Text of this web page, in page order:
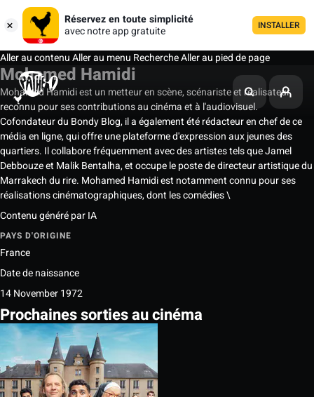
Réservez en toute simplicité
avec notre app gratuite
INSTALLER
Aller au contenuAller au menu RechercheAller au pied de page
Mohamed Hamidi
Mohamed Hamidi est un metteur en scène, scénariste et réalisateur
reconnu pour ses contributions au cinéma et à l'audiovisuel.
Cofondateur du Bondy Blog, il a également été rédacteur en chef de ce
média en ligne, qui offre une plateforme d'expression aux jeunes des
quartiers. Il collabore fréquemment avec des artistes tels que Jamel
Debbouze et Malik Bentalha, et occupe le poste de directeur artistique du
Marrakech du rire. Mohamed Hamidi est notamment connu pour ses
réalisations cinématographiques, dont les comédies \
Contenu généré par IA
PAYS D'ORIGINE
France
Date de naissance
14 November 1972
Prochaines sorties au cinéma